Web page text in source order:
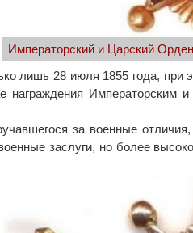
Императорский и Царский
лишь 28 июля 1855 года, при
награждения Императорским
за военные
заслуги, но более